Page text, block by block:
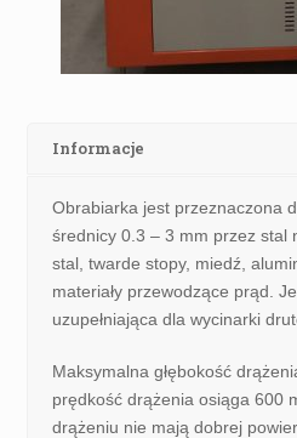
Informacje
Obrabiarka jest przeznaczona
średnicy 0.3 – 3 mm przez stal
stal, twarde stopy, miedź,
materiały przewodzące prąd.
uzupełniająca dla wycinarki
Maksymalna głębokość
prędkość drążenia osiąga 600
drążeniu nie mają dobrej